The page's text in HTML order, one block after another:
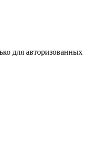
для авторизованных